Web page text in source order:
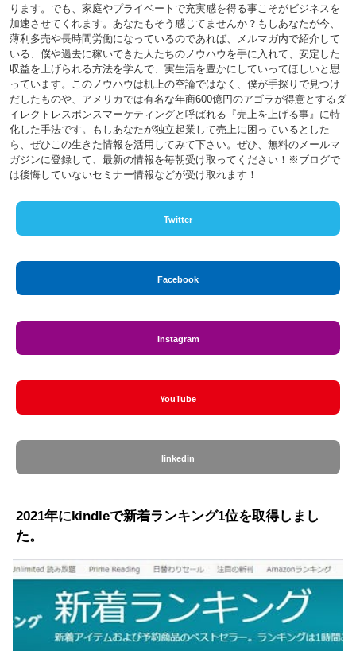
ります。でも、家庭やプライベートで充実感を得る事こそがビジネスを
加速させてくれます。あなたもそう感じてませんか？もしあなたが今、
薄利多売や長時間労働になっているのであれば、メルマガ内で紹介して
いる、僕や過去に稼いできた人たちのノウハウを手に入れて、安定した
収益を上げられる方法を学んで、実生活を豊かにしていってほしいと思
っています。このノウハウは机上の空論ではなく、僕が手探りで見つけ
だしたものや、アメリカでは有名な年商600億円のアゴラが得意とするダ
イレクトレスポンスマーケティングと呼ばれる『売上を上げる事』に特
化した手法です。もしあなたが独立起業して売上に困っているとした
ら、ぜひこの生きた情報を活用してみて下さい。ぜひ、無料のメールマ
ガジンに登録して、最新の情報を毎朝受け取ってください！※ブログで
は後悔していないセミナー情報などが受け取れます！
Twitter
Facebook
Instagram
YouTube
linkedin
2021年にkindleで新着ランキング1位を取得しまし
た。